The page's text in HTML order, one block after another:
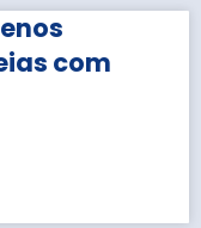
com